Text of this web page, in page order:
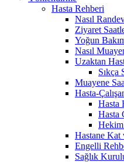
Hasta Rehberi
Nasıl
Ziyaret
Yoğun
Nasıl
Uzaktan
Sıkça
Muayene
Hasta-
Hasta
Hasta
Hekim
Hastane Kat
Engelli
Sağlık